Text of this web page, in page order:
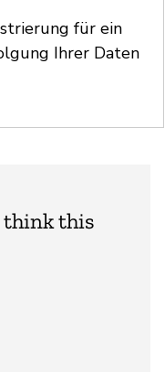
für ein
Ihrer Daten
think this